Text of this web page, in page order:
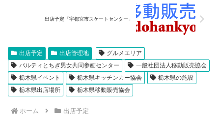
出店予定「宇都宮市スケートセンター」
出店予定 出店管理地
グルメエリア
パルティとちぎ男女共同参画センター
一般社団法人移動販売協会
栃木県イベント
栃木県キッチンカー協会
栃木県の施設
栃木県出店場所
栃木県移動販売協会
ホーム 出店予定